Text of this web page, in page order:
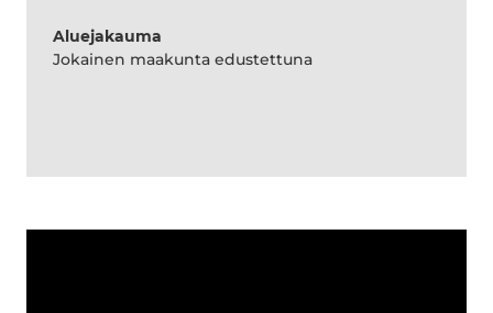
Aluejakauma
Jokainen maakunta edustettuna